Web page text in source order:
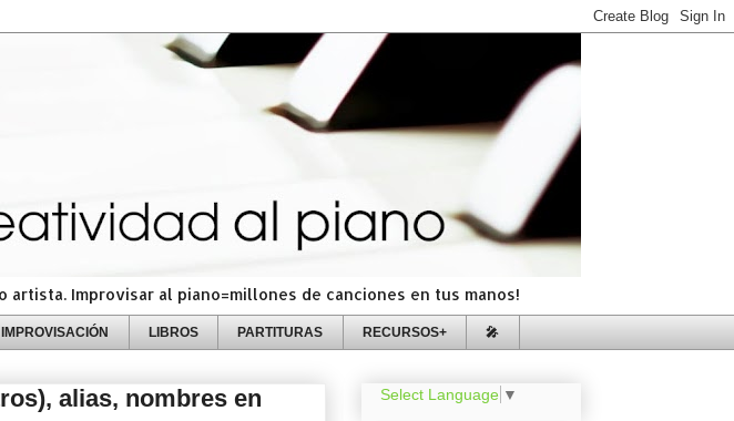
artista. Improvisar al piano=millones de canciones en tus manos!
IMPROVISACIÓN LIBROS PARTITURAS RECURSOS+ 🎤
alias, nombres en
Select Language ▼